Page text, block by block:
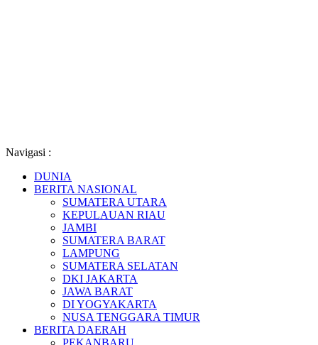
Navigasi :
DUNIA
BERITA NASIONAL
SUMATERA UTARA
KEPULAUAN RIAU
JAMBI
SUMATERA BARAT
LAMPUNG
SUMATERA SELATAN
DKI JAKARTA
JAWA BARAT
DI YOGYAKARTA
NUSA TENGGARA TIMUR
BERITA DAERAH
PEKANBARU